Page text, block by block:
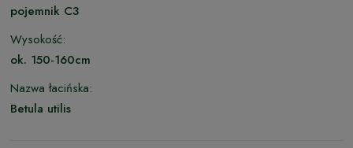
pojemnik C3
Wysokość:
ok. 150-160cm
Nazwa łacińska:
Betula utilis